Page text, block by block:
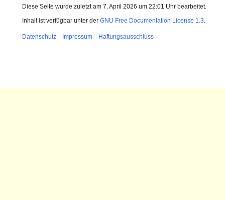
Diese Seite wurde zuletzt am 7. April 2026 um 22:01 Uhr bearbeitet.
Inhalt ist verfügbar unter der GNU Free Documentation License 1.3.
Datenschutz Impressum Haftungsausschluss